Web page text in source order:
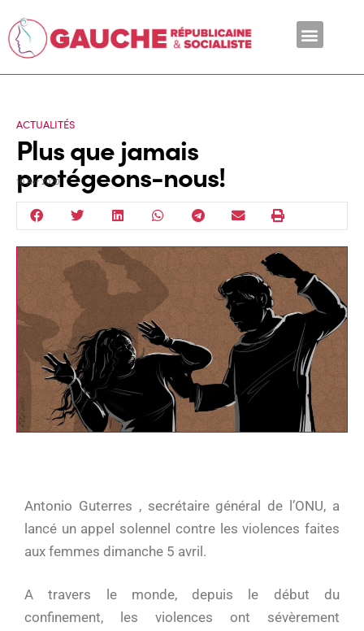
ACTUALITÉS
Plus que jamais
protégeons-nous!
10 Avr 2020
Antonio Guterres , secrétaire général de l’ONU, a
lancé un appel solennel contre les violences faites
aux femmes dimanche 5 avril.
A travers le monde, depuis le début du
confinement, les violences ont sévèrement